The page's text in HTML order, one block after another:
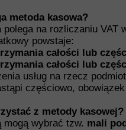
metoda kasowa?
polega na rozliczaniu VAT
powstaje:
całości lub
całości lub
usług na rzecz
częściowo,
z metody kasowej?
mogą wybrać tzw. mali